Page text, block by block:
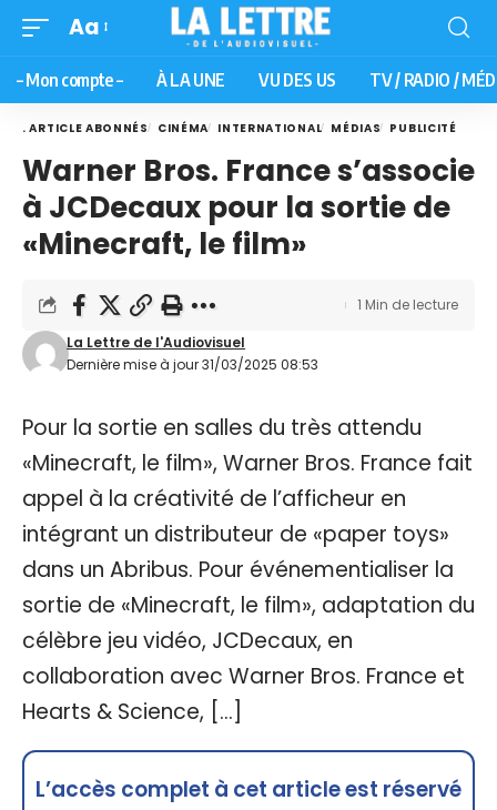
Aa
– Mon compte – À LA UNE VU DES US TV / RADIO /
. ARTICLE ABONNÉS CINÉMA INTERNATIONAL MÉDIAS PUBLICITÉ
Warner Bros. France s’associe
à JCDecaux pour la sortie de
«Minecraft, le film»
Dernière mise à jour 31/03/2025 08:53
La Lettre de l'Audiovisuel
1 Min de lecture
Pour la sortie en salles du très attendu
«Minecraft, le film», Warner Bros. France fait
appel à la créativité de l’afficheur en
intégrant un distributeur de «paper toys»
dans un Abribus. Pour événementialiser la
sortie de «Minecraft, le film», adaptation du
célèbre jeu vidéo, JCDecaux, en
collaboration avec Warner Bros. France et
Hearts & Science, […]
L’accès complet à cet article est réservé